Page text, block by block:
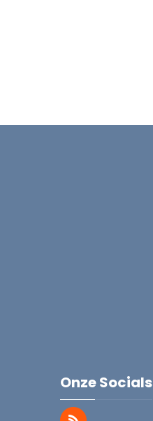
Onze Socials